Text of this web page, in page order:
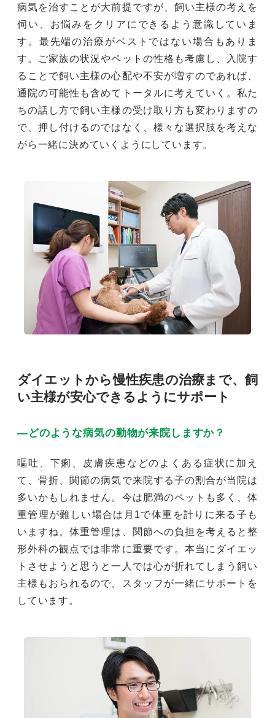
病気を治すことが大前提ですが、飼い主様の考えを
伺い、お悩みをクリアにできるよう意識していま
す。最先端の治療がベストではない場合もありま
す。ご家族の状況やペットの性格も考慮し、入院す
ることで飼い主様の心配や不安が増すのであれば、
通院の可能性も含めてトータルに考えていく。私た
ちの話し方で飼い主様の受け取り方も変わりますの
で、押し付けるのではなく、様々な選択肢を考えな
がら一緒に決めていくようにしています。
ダイエットから慢性疾患の治療まで、飼
い主様が安心できるようにサポート
―どのような病気の動物が来院しますか？
嘔吐、下痢、皮膚疾患などのよくある症状に加え
て、骨折、関節の病気で来院する子の割合が当院は
多いかもしれません。今は肥満のペットも多く、体
重管理が難しい場合は月1で体重を計りに来る子も
いますね。体重管理は、関節への負担を考えると整
形外科の観点では非常に重要です。本当にダイエッ
トさせようと思うと一人では心が折れてしまう飼い
主様もおられるので、スタッフが一緒にサポートを
しています。